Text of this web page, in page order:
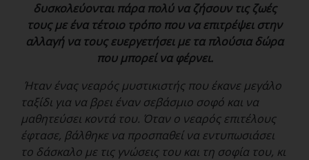
δυσκολεύονται πάρα πολύ να ζήσουν τις ζωές
τους με ένα τέτοιο τρόπο που να επιτρέψει στην
αλλαγή να τους ευεργετήσει με τα πλούσια δώρα
που μπορεί να φέρνει.
Ήταν ένας νεαρός μυστικιστής που έκανε μεγάλο
ταξίδι για να βρει έναν σεβάσμιο σοφό και να
μαθητεύσει κοντά του. Όταν ο νεαρός επιτέλους
έφτασε, βάλθηκε να προσπαθεί να εντυπωσιάσει
το δάσκαλο με τις γνώσεις του και τη σοφία του, κι